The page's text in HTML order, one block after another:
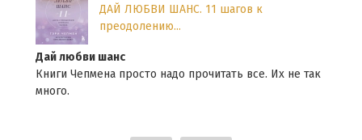
ДАЙ ЛЮБВИ ШАНС. 11 шагов к
преодолению...
Дай любви шанс
Книги Чепмена просто надо прочитать все. Их не так
много.